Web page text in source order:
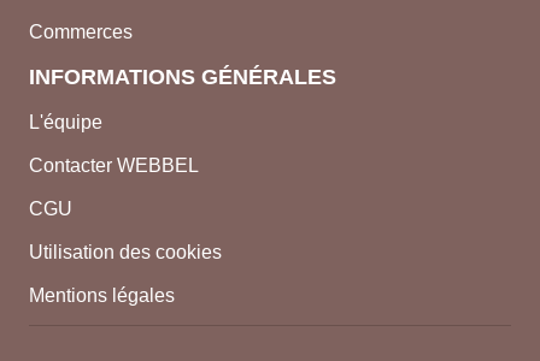
Commerces
INFORMATIONS GÉNÉRALES
L'équipe
Contacter WEBBEL
CGU
Utilisation des cookies
Mentions légales